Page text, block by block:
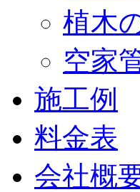
植木
空家
施工例
料金表
会社概